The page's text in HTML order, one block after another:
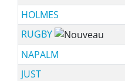
HOLMES
RUGBY
NAPALM
JUST